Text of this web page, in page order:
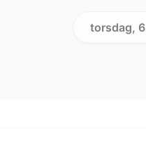
torsdag,